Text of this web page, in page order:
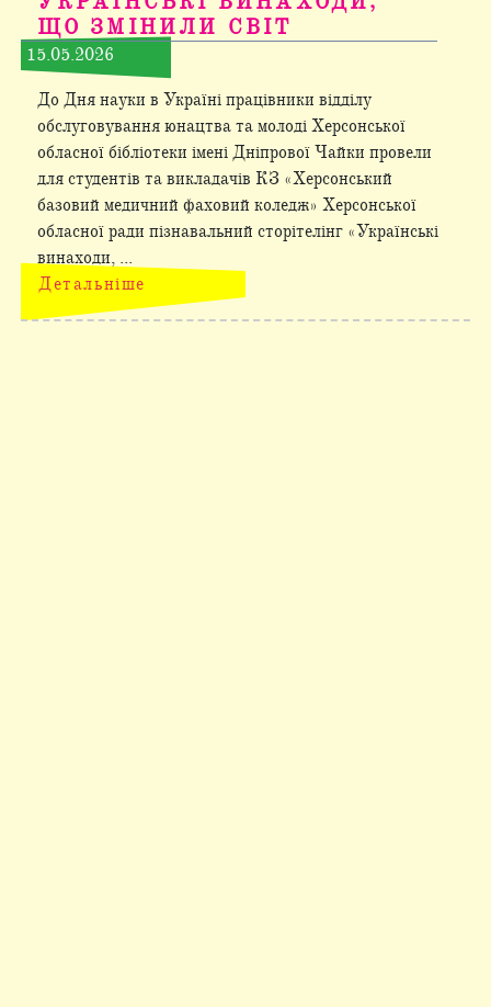
ЩО ЗМІНИЛИ СВІТ
15.05.2026
До Дня науки в Україні працівники відділу
обслуговування юнацтва та молоді Херсонської
обласної бібліотеки імені Дніпрової Чайки провели
для студентів та викладачів КЗ «Херсонський
базовий медичний фаховий коледж» Херсонської
обласної ради пізнавальний сторітелінг «Українські
винаходи, ...
Детальніше